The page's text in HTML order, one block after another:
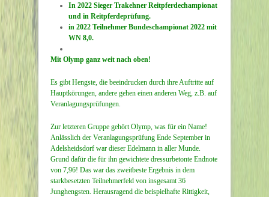
In 2022 Sieger Trakehner Reitpferdechampionat
und in Reitpferdeprüfung.
in 2022 Teilnehmer Bundeschampionat 2022 mit
WN 8,0.
Mit Olymp ganz weit nach oben!
Es gibt Hengste, die beeindrucken durch ihre Auftritte auf
Hauptkörungen, andere gehen einen anderen Weg, z.B. auf
Veranlagungsprüfungen.
Zur letzteren Gruppe gehört Olymp, was für ein Name!
Anlässlich der Veranlagungsprüfung Ende September in
Adelsheidsdorf war dieser Edelmann in aller Munde.
Grund dafür die für ihn gewichtete dressurbetonte Endnote
von 7,96! Das war das zweitbeste Ergebnis in dem
starkbesetzten Teilnehmerfeld von insgesamt 36
Junghengsten. Herausragend die beispielhafte Rittigkeit,